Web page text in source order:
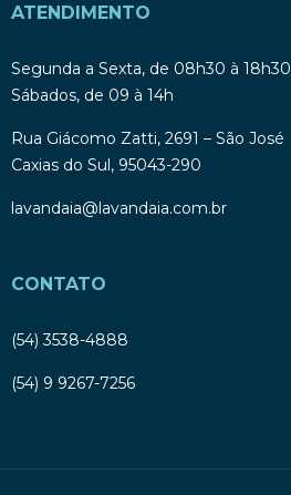
ATENDIMENTO
Segunda a Sexta, de 08h30 à 18h30
Sábados, de 09 à 14h
Rua Giácomo Zatti, 2691 – São José
Caxias do Sul, 95043-290
lavandaia@lavandaia.com.br
CONTATO
(54) 3538-4888
(54) 9 9267-7256